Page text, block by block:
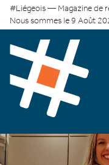
#Liégeois — Magazine de
Nous sommes le 9 Août